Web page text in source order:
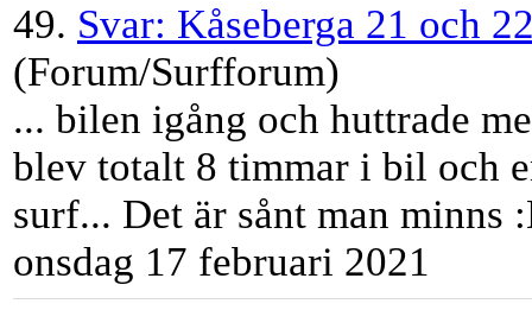
49. Svar: Kåseberga 21 och
(Forum/Surfforum)
... bilen igång och huttrade
blev totalt 8 timmar i bil och
surf... Det är sånt man minns
onsdag 17 februari 2021